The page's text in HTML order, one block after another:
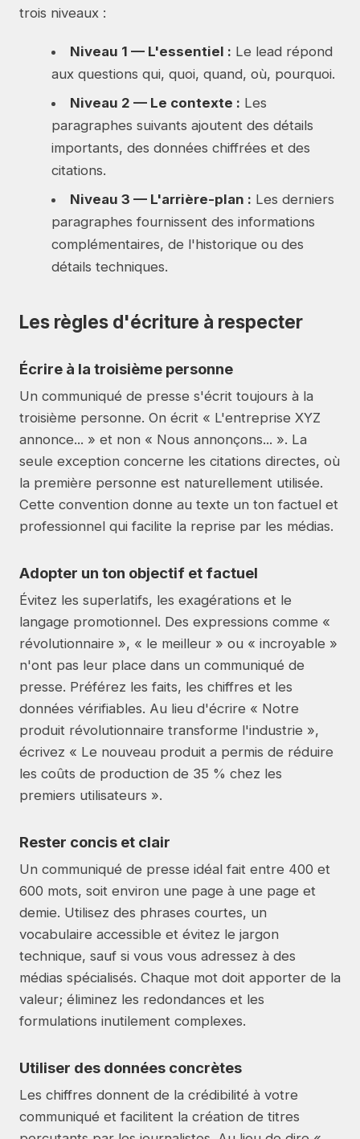
trois niveaux :
Niveau 1 — L'essentiel : Le lead répond
aux questions qui, quoi, quand, où, pourquoi.
Niveau 2 — Le contexte : Les
paragraphes suivants ajoutent des détails
importants, des données chiffrées et des
citations.
Niveau 3 — L'arrière-plan : Les derniers
paragraphes fournissent des informations
complémentaires, de l'historique ou des
détails techniques.
Les règles d'écriture à respecter
Écrire à la troisième personne
Un communiqué de presse s'écrit toujours à la
troisième personne. On écrit « L'entreprise XYZ
annonce... » et non « Nous annonçons... ». La
seule exception concerne les citations directes, où
la première personne est naturellement utilisée.
Cette convention donne au texte un ton factuel et
professionnel qui facilite la reprise par les médias.
Adopter un ton objectif et factuel
Évitez les superlatifs, les exagérations et le
langage promotionnel. Des expressions comme «
révolutionnaire », « le meilleur » ou « incroyable »
n'ont pas leur place dans un communiqué de
presse. Préférez les faits, les chiffres et les
données vérifiables. Au lieu d'écrire « Notre
produit révolutionnaire transforme l'industrie »,
écrivez « Le nouveau produit a permis de réduire
les coûts de production de 35 % chez les
premiers utilisateurs ».
Rester concis et clair
Un communiqué de presse idéal fait entre 400 et
600 mots, soit environ une page à une page et
demie. Utilisez des phrases courtes, un
vocabulaire accessible et évitez le jargon
technique, sauf si vous vous adressez à des
médias spécialisés. Chaque mot doit apporter de la
valeur; éliminez les redondances et les
formulations inutilement complexes.
Utiliser des données concrètes
Les chiffres donnent de la crédibilité à votre
communiqué et facilitent la création de titres